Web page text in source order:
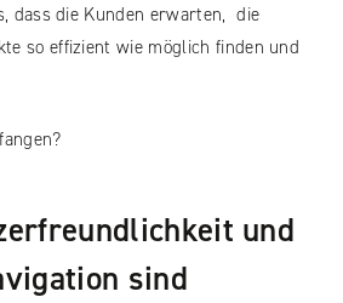
dass die Kunden erwarten, die
so effizient wie möglich finden und
und
sind